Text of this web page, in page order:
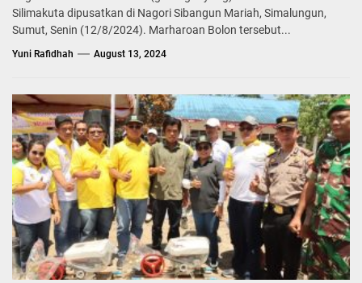
Silimakuta dipusatkan di Nagori Sibangun Mariah, Simalungun,
Sumut, Senin (12/8/2024). Marharoan Bolon tersebut...
Yuni Rafidhah August 13, 2024